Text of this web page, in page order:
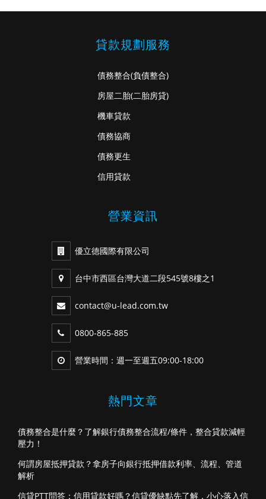
貸款規劃服務
債務整合(負債整合)
房屋二胎(二胎房貸)
機車貸款
債務協商
債務更生
信用貸款
營業資訊
優立德國際有限公司
台中市西區台灣大道二段545號8樓之1
contact@u-lead.com.tw
0800-865-885
營業時間：週一至週五09:00-18:00
熱門文章
債務整合是什麼？了解銀行債務整合流程/條件，整合貸款減輕
壓力！
何謂房屋抵押貸款？拿房子向銀行抵押借款利率、流程、管道
解析
信貸PTT問答：信用貸款好嗎？信貸優缺點先了解，小心落入信